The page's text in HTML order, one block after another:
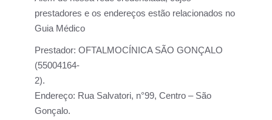
prestadores e os endereços estão relacionados no
Guia Médico
Prestador: OFTALMOCÍNICA SÃO GONÇALO
(55004164-
2).
Endereço: Rua Salvatori, n°99, Centro – São
Gonçalo.